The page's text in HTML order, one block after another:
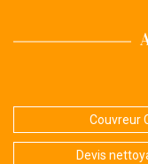
Couvreur
Devis